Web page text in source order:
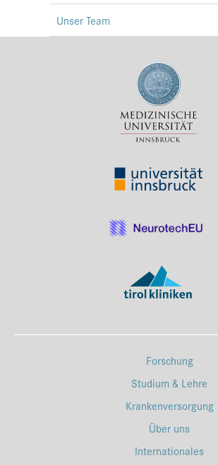
Unser Team
Forschung
Studium & Lehre
Krankenversorgung
Über uns
Internationales